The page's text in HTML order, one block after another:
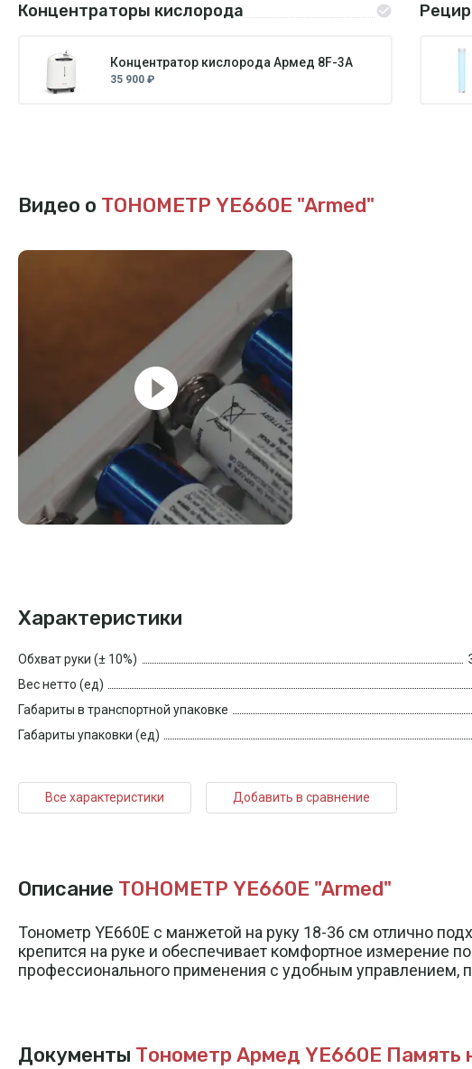
Концентраторы кислорода
Концентратор кислорода Армед 8F-3A
35 900 ₽
Видео о ТОНОМЕТР YE660E "Armed"
Характеристики
Обхват руки (± 10%)
Вес нетто (ед)
Габариты в транспортной упаковке
Габариты упаковки (ед)
Все характеристики Добавить в сравнение
Описание ТОНОМЕТР YE660E "Armed"
Тонометр YE660E с манжетой на руку 18-36 см отлично
крепится на руке и обеспечивает комфортное измерение
профессионального применения с удобным
Документы Тонометр Армед YE660E Память